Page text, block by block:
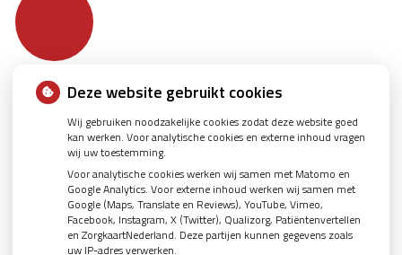
Deze website gebruikt cookies
Wij gebruiken noodzakelijke cookies zodat deze website goed
kan werken. Voor analytische cookies en externe inhoud vragen
wij uw toestemming.
Voor analytische cookies werken wij samen met Matomo en
Google Analytics. Voor externe inhoud werken wij samen met
Google (Maps, Translate en Reviews), YouTube, Vimeo,
Facebook, Instagram, X (Twitter), Qualizorg, Patiëntenvertellen
en ZorgkaartNederland. Deze partijen kunnen gegevens zoals
uw IP-adres verwerken.